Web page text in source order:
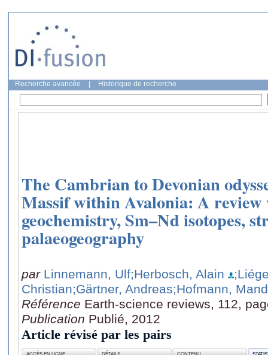
Recherche avancée Historique de recherche
The Cambrian to Devonian
Massif within Avalonia: A review
geochemistry, Sm–Nd isotopes,
palaeogeography
par Linnemann, Ulf;Herbosch, Alain
Christian;Gärtner, Andreas;Hofmann,
Référence Earth-science reviews, 112,
Publication Publié, 2012
Article révisé par les pairs